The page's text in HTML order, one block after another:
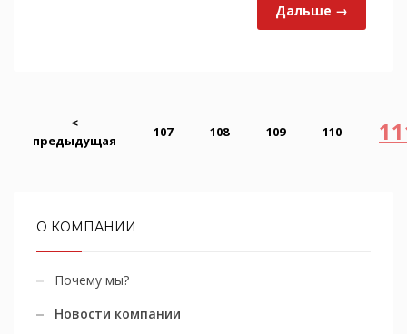
Дальше →
<
предыдущая
107 108 109 110
О КОМПАНИИ
Почему мы?
Новости компании